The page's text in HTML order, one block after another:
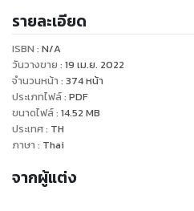
.
โหยวเสี่ยวโม่ ที่กำลังตั้งใจพยายา
เสียง
ได้พบกับหลิงเซียว ‘ราชันสัตว์ปิศาจ
กับภารกิจที่มี โหย่วเสี่ยวโม่ เข้าไปเ
.
แล้วทีนี้ โหย่วเสี่ยวโม่ จะเอาตัวรอด
รายละเอียด
ISBN : N/A
วันวางขาย : 19 เม.ย. 2022
จำนวนหน้า : 374หน้า
ประเภทไฟล์: PDF
ขนาดไฟล์: 14.52 MB
ประเทศ: TH
ภาษา : Thai
จากผู้แต่ง